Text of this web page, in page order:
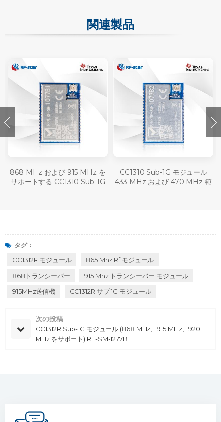
関連製品
868 MHz および 915 MHz を
サポートする CC1310 Sub-1G
CC1310 Sub-1G モジュール
433 MHz および 470 MHz 範
タグ :
CC1312R モジュール
865 Mhz Rf モジュール
868トランシーバー
915 Mhz トランシーバー モジュール
915MHz送信機
CC1312R サブ 1G モジュール
次の投稿
CC1312R Sub-1G モジュール (868 MHz、915 MHz、920
MHz をサポート) RF-SM-1277B1